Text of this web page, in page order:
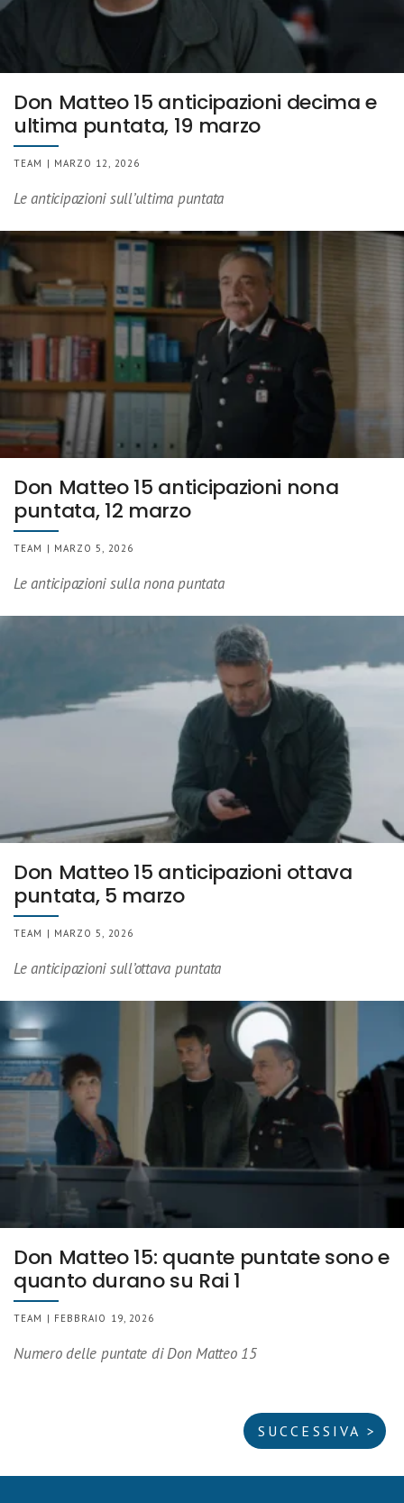
Don Matteo 15 anticipazioni decima e
ultima puntata, 19 marzo
TEAM | MARZO 12, 2026
Le anticipazioni sull’ultima puntata
Don Matteo 15 anticipazioni nona
puntata, 12 marzo
TEAM | MARZO 5, 2026
Le anticipazioni sulla nona puntata
Don Matteo 15 anticipazioni ottava
puntata, 5 marzo
TEAM | MARZO 5, 2026
Le anticipazioni sull’ottava puntata
Don Matteo 15: quante puntate sono e
quanto durano su Rai 1
TEAM | FEBBRAIO 19, 2026
Numero delle puntate di Don Matteo 15
SUCCESSIVA >